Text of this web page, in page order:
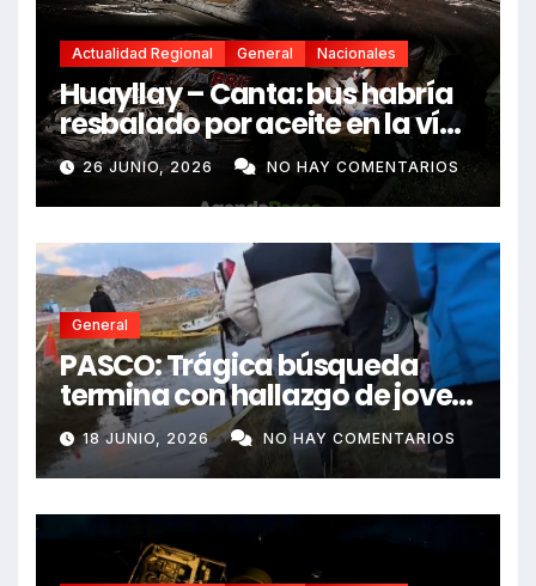
Actualidad Regional General Nacionales
Huayllay – Canta: bus habría
resbalado por aceite en la vía
e impactó auto siniestrado
dejando dos fallecidos
26 JUNIO, 2026 NO HAY COMENTARIOS
General
PASCO: Trágica búsqueda
termina con hallazgo de joven
sin vida en Rancas
18 JUNIO, 2026 NO HAY COMENTARIOS